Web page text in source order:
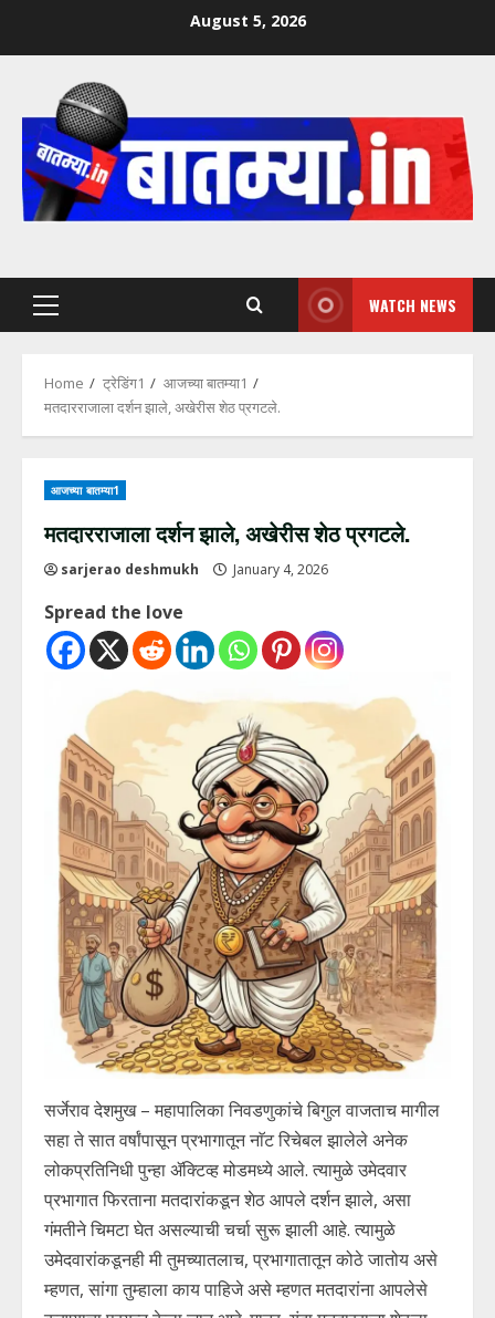
August 5, 2026
Primary
WATCH NEWS
Home ट्रेडिंग1
आजच्या बातम्या1
मतदारराजाला दर्शन झाले, अखेरीस शेठ प्रगटले.
आजच्या बातम्या1
मतदारराजाला दर्शन झाले, अखेरीस शेठ प्रगटले.
sarjerao deshmukh January 4, 2026
Spread the love
सर्जेराव देशमुख – महापालिका निवडणुकांचे बिगुल वाजताच मागील
सहा ते सात वर्षांपासून प्रभागातून नाॅट रिचेबल झालेले अनेक
लोकप्रतिनिधी पुन्हा ॲक्टिव्ह मोडमध्ये आले. त्यामुळे उमेदवार
प्रभागात फिरताना मतदारांकडून शेठ आपले दर्शन झाले, असा
गंमतीने चिमटा घेत असल्याची चर्चा सुरू झाली आहे. त्यामुळे
उमेदवारांकडूनही मी तुमच्यातलाच, प्रभागातातून कोठे जातोय असे
म्हणत, सांगा तुम्हाला काय पाहिजे असे म्हणत मतदारांना आपलेसे